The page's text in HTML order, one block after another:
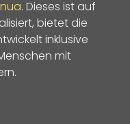
. Dieses ist auf
bietet die
inklusive
mit